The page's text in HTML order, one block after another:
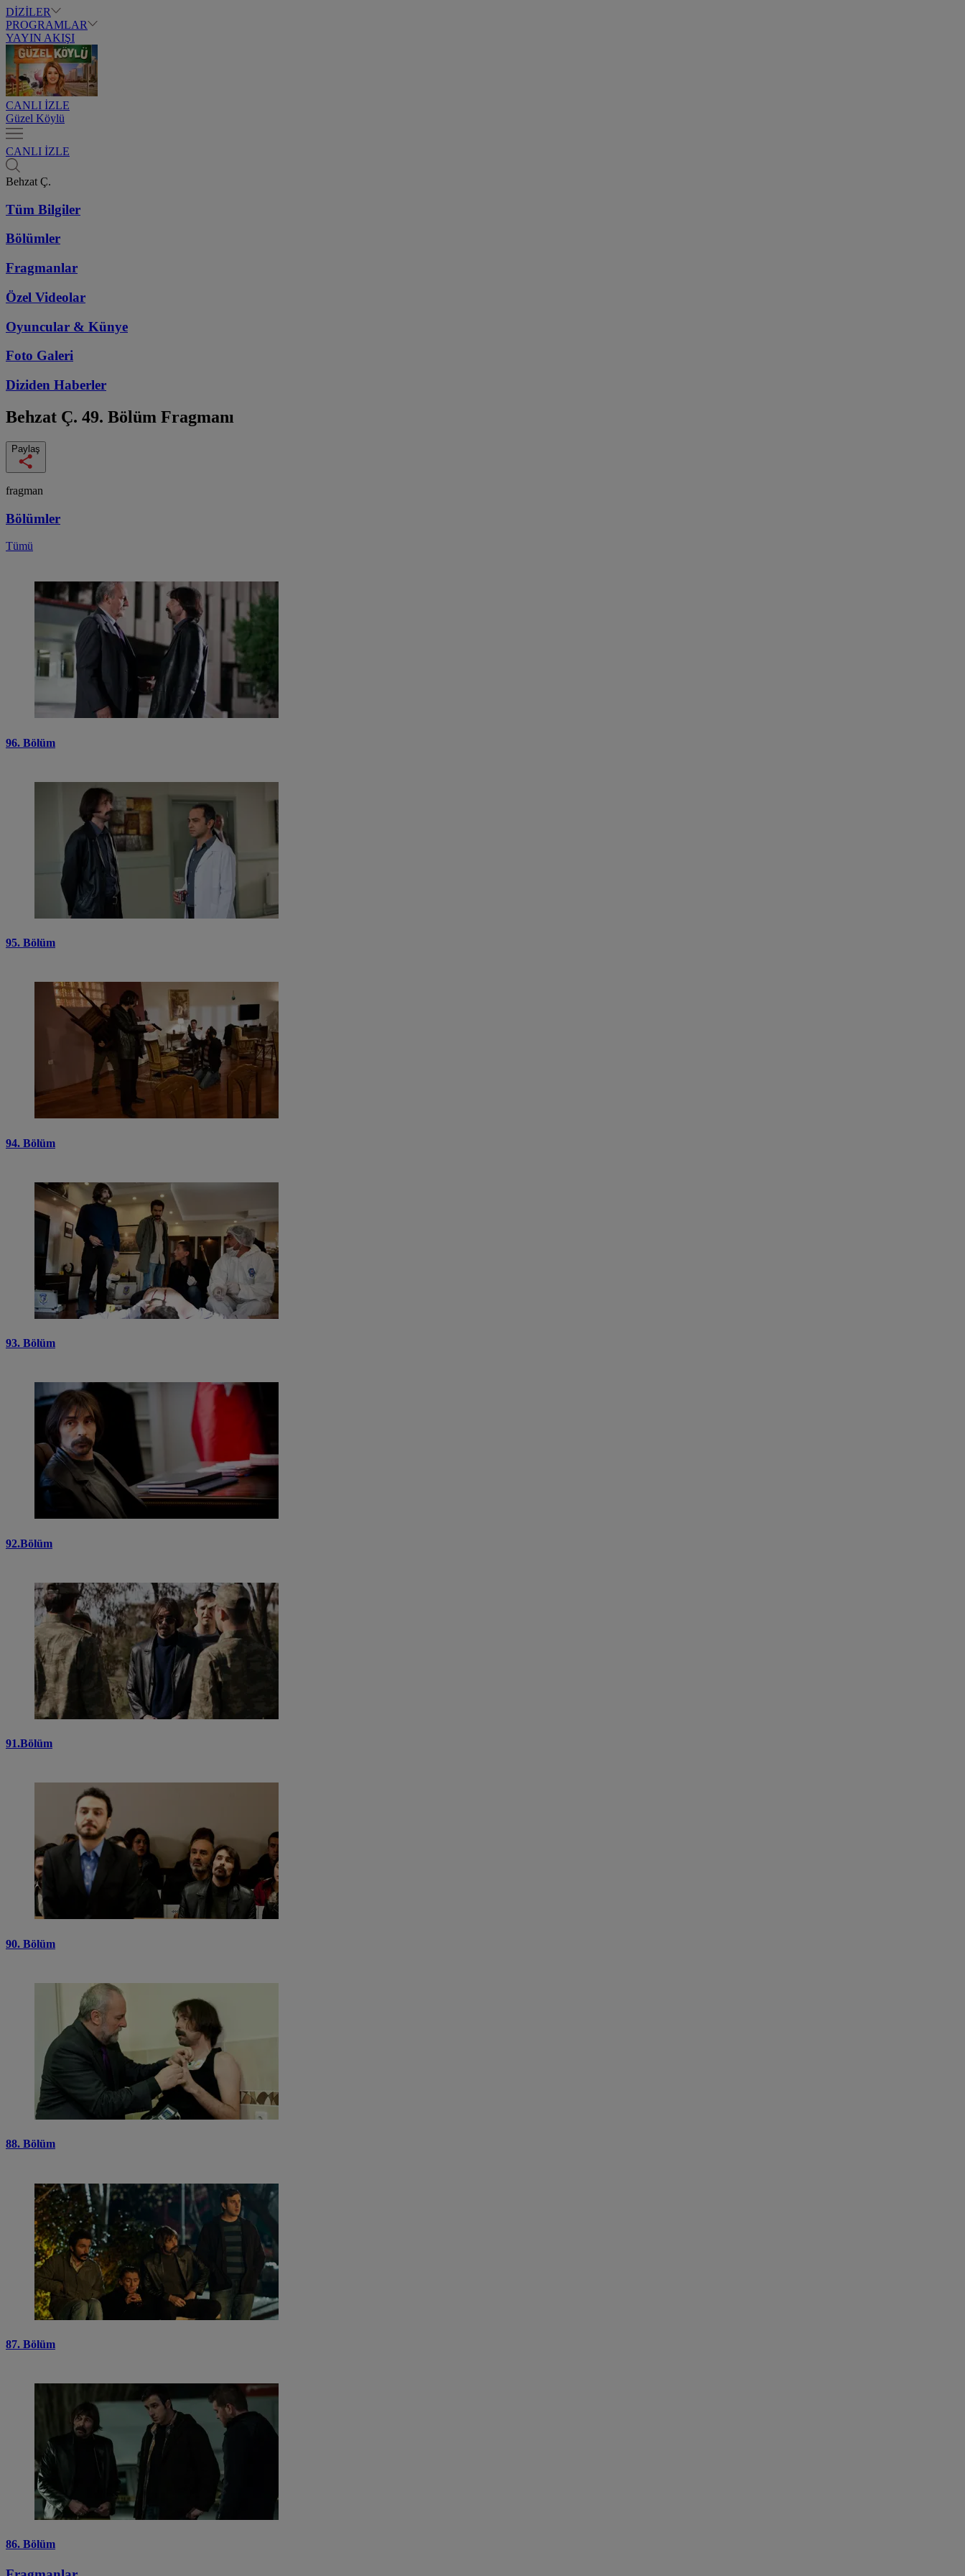
DİZİLER
PROGRAMLAR
YAYIN AKIŞI
CANLI İZLE
Güzel Köylü
CANLI İZLE
Behzat Ç.
Tüm Bilgiler
Bölümler
Fragmanlar
Özel Videolar
Oyuncular & Künye
Foto Galeri
Diziden Haberler
Behzat Ç. 49. Bölüm Fragmanı
Paylaş
fragman
Bölümler
Tümü
96. Bölüm
95. Bölüm
94. Bölüm
93. Bölüm
92.Bölüm
91.Bölüm
90. Bölüm
88. Bölüm
87. Bölüm
86. Bölüm